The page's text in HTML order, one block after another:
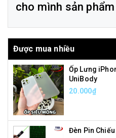
cho mình sản
Được mua nhiều
Ốp Lưng
UniBody
20.000₫
Đèn Pin